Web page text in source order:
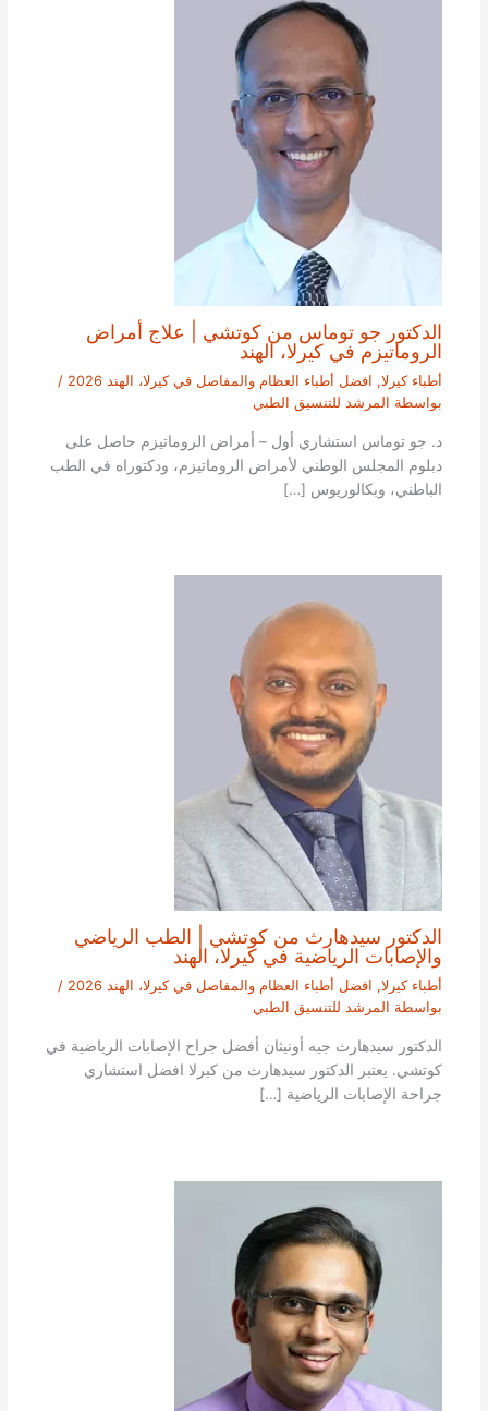
الدكتور جو توماس من كوتشي | علاج أمراض
الروماتيزم في كيرلا، الهند
أطباء كيرلا, افضل أطباء العظام والمفاصل في كيرلا، الهند 2026
/
بواسطة المرشد للتنسيق الطبي
د. جو توماس استشاري أول – أمراض الروماتيزم حاصل على
دبلوم المجلس الوطني لأمراض الروماتيزم، ودكتوراه في الطب
الباطني، وبكالوريوس […]
الدكتور سيدهارث من كوتشي | الطب الرياضي
والإصابات الرياضية في كيرلا، الهند
أطباء كيرلا, افضل أطباء العظام والمفاصل في كيرلا، الهند 2026
/
بواسطة المرشد للتنسيق الطبي
الدكتور سيدهارث جيه أونيثان أفضل جراح الإصابات الرياضية في
كوتشي. يعتبر الدكتور سيدهارث من كيرلا افضل استشاري
جراحة الإصابات الرياضية […]